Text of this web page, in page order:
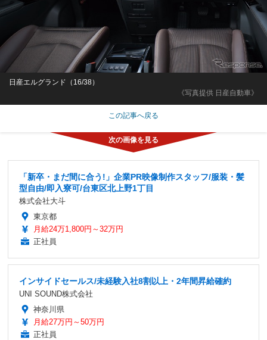
《写真提供 日産自動車》
日産エルグランド（16/38）
この記事へ戻る
「新卒・まだ間に合う!」企業PR映像制作スタッフ/服装・髪
型自由/即入寮可/台東区北上野1丁目
株式会社大斗
東京都
月給24万1,800円～32万円
正社員
インサイドセールス/未経験入社8割以上・2年間昇給確約
UNI SOUND株式会社
神奈川県
月給27万円～50万円
正社員